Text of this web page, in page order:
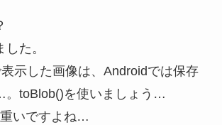
た。
示した画像は、Androidでは保存
。toBlob()を使いましょう…
いですよね…